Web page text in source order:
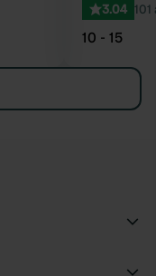
3.04 101
10 - 15